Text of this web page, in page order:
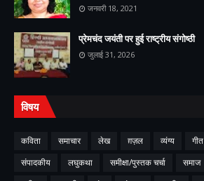
जनवरी 18, 2021
प्रेमचंद जयंती पर हुई राष्ट्रीय संगोष्ठी
जुलाई 31, 2026
विषय
कविता समाचार लेख ग़ज़ल व्यंग्य गीत
संपादकीय
लघुकथा समीक्षा/पुस्तक चर्चा समाज